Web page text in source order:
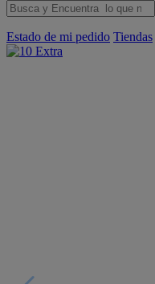
Estado de mi pedido Tiendas